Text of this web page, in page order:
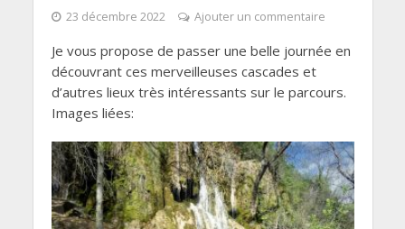
23 décembre 2022 Ajouter un commentaire
Je vous propose de passer une belle journée en
découvrant ces merveilleuses cascades et
d’autres lieux très intéressants sur le parcours.
Images liées: